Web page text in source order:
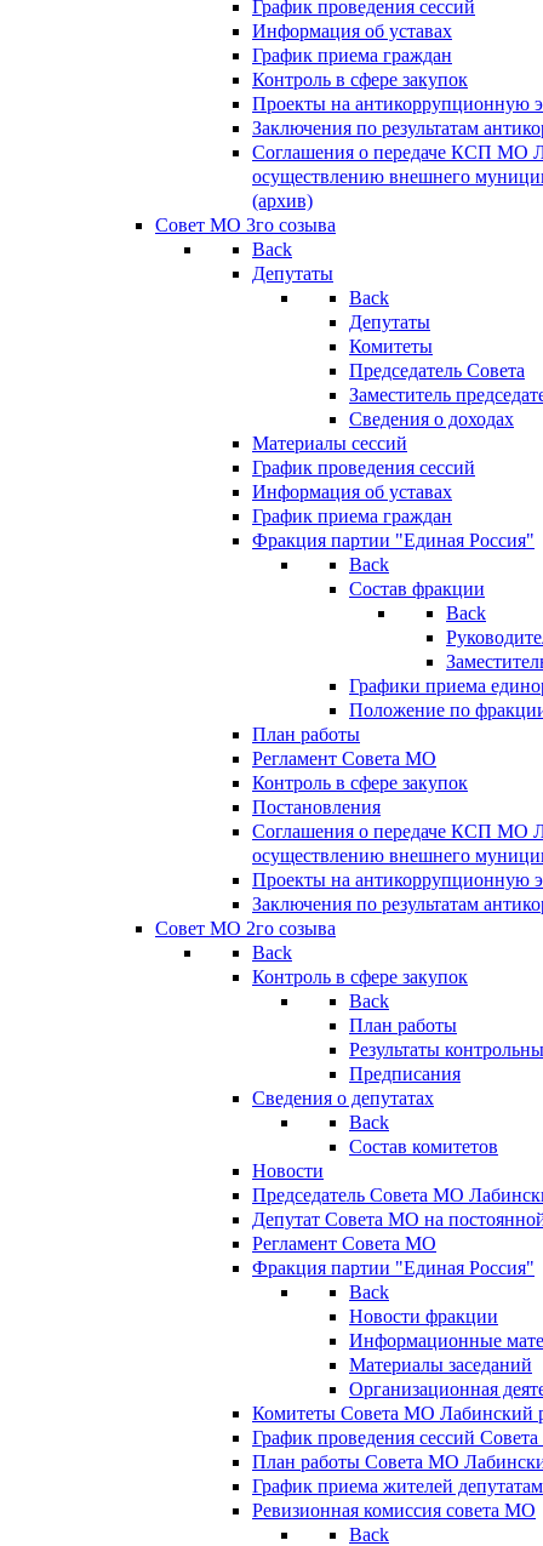
График проведения сессий
Информация об уставах
График приема граждан
Контроль в сфере закупок
Проекты на антикоррупционную
Заключения по результатам
Соглашения о передаче КСП МО
осуществлению внешнего
(архив)
Совет МО 3го созыва
Back
Депутаты
Back
Депутаты
Комитеты
Председатель Совета
Заместитель
Сведения о доходах
Материалы сессий
График проведения сессий
Информация об уставах
График приема граждан
Фракция партии "Единая Россия"
Back
Состав фракции
Back
Графики приема
Положение по
План работы
Регламент Совета МО
Контроль в сфере закупок
Постановления
Соглашения о передаче КСП МО
осуществлению внешнего
Проекты на антикоррупционную
Заключения по результатам
Совет МО 2го созыва
Back
Контроль в сфере закупок
Back
План работы
Результаты
Предписания
Сведения о депутатах
Back
Состав комитетов
Новости
Председатель Совета МО
Депутат Совета МО на
Регламент Совета МО
Фракция партии "Единая Россия"
Back
Новости фракции
Информационные
Материалы заседаний
Организационная
Комитеты Совета МО Лабинский
График проведения сессий
План работы Совета МО
График приема жителей
Ревизионная комиссия совета МО
Back